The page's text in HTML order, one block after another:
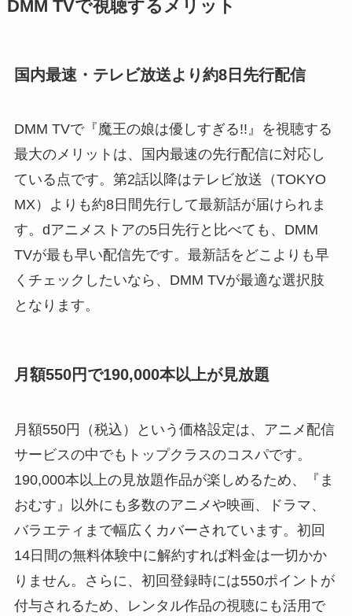
DMM TVで視聴するメリット
国内最速・テレビ放送より約8日先行配信
DMM TVで『魔王の娘は優しすぎる!!』を視聴する
最大のメリットは、国内最速の先行配信に対応し
ている点です。第2話以降はテレビ放送（TOKYO
MX）よりも約8日間先行して最新話が届けられま
す。dアニメストアの5日先行と比べても、DMM
TVが最も早い配信先です。最新話をどこよりも早
くチェックしたいなら、DMM TVが最適な選択肢
となります。
月額550円で190,000本以上が見放題
月額550円（税込）という価格設定は、アニメ配信
サービスの中でもトップクラスのコスパです。
190,000本以上の見放題作品が楽しめるため、『ま
おむす』以外にも多数のアニメや映画、ドラマ、
バラエティまで幅広くカバーされています。初回
14日間の無料体験中に解約すれば料金は一切かか
りません。さらに、初回登録時には550ポイントが
付与されるため、レンタル作品の視聴にも活用で